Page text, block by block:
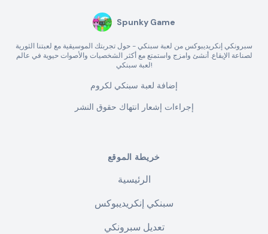
Spunky Game
سبرونكي إنكريديبوكس من لعبة سبنكي - حول تجربتك الموسيقية مع لعبتنا الثورية
لصناعة الإيقاع. أنشئ وامزج واستمتع مع أكثر الشخصيات والأصوات حيوية في عالم
لعبة سبنكي!
إضافة لعبة سبنكي لكروم
إجراءات إشعار انتهاك حقوق النشر
خريطة الموقع
الرئيسية
سبنكي إنكريديبوكس
تعديل سبرونكي